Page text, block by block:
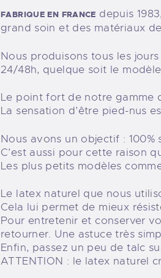
FABRIQUE EN FRANCE depuis
grand soin et des matériaux
Nous produisons tous les
24/48h, quelque soit le
Le point fort de notre gamme
La sensation d’être pied-nus
Nous avons un objectif : 100%
C’est aussi pour cette raison
Les plus petits modèles
Le latex naturel que nous
Cela lui permet de mieux
Pour entretenir et conserver
retourner. Une astuce très
Enfin, passez un peu de talc
ATTENTION : le latex naturel